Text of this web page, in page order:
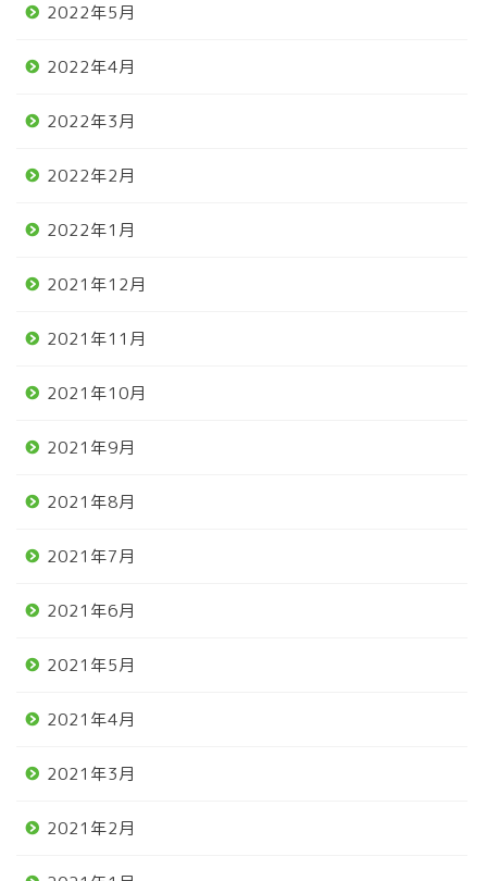
2022年5月
2022年4月
2022年3月
2022年2月
2022年1月
2021年12月
2021年11月
2021年10月
2021年9月
2021年8月
2021年7月
2021年6月
2021年5月
2021年4月
2021年3月
2021年2月